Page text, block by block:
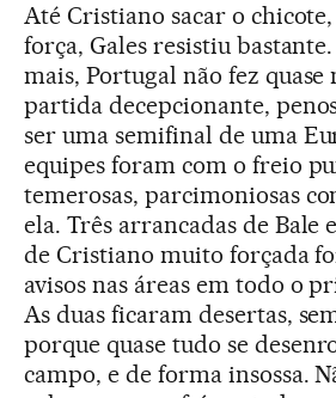
Até Cristiano sacar o
força, Gales resistiu
mais, Portugal não fez quase
partida decepcionante,
ser uma semifinal de uma
equipes foram com o freio
temerosas, parcimoniosas
ela. Três arrancadas de Bale
de Cristiano muito forçada
avisos nas áreas em todo o
As duas ficaram desertas,
porque quase tudo se
campo, e de forma insossa.